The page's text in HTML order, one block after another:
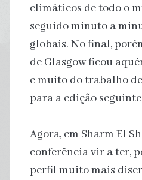
climáticos de todo o
seguido minuto a
globais. No final,
de Glasgow ficou
e muito do trabalho
para a edição
Agora, em Sharm El
conferência vir a ter,
perfil muito mais